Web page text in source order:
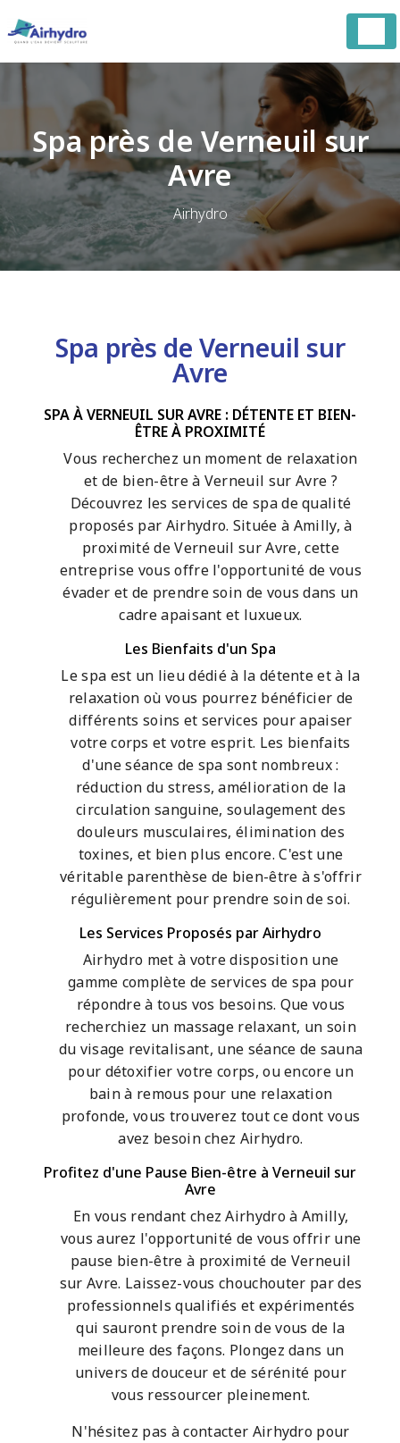
Spa près de Verneuil sur
Avre
Airhydro
Spa près de Verneuil sur
Avre
SPA À VERNEUIL SUR AVRE : DÉTENTE ET BIEN-
ÊTRE À PROXIMITÉ
Vous recherchez un moment de relaxation
et de bien-être à Verneuil sur Avre ?
Découvrez les services de spa de qualité
proposés par Airhydro. Située à Amilly, à
proximité de Verneuil sur Avre, cette
entreprise vous offre l'opportunité de vous
évader et de prendre soin de vous dans un
cadre apaisant et luxueux.
Les Bienfaits d'un Spa
Le spa est un lieu dédié à la détente et à la
relaxation où vous pourrez bénéficier de
différents soins et services pour apaiser
votre corps et votre esprit. Les bienfaits
d'une séance de spa sont nombreux :
réduction du stress, amélioration de la
circulation sanguine, soulagement des
douleurs musculaires, élimination des
toxines, et bien plus encore. C'est une
véritable parenthèse de bien-être à s'offrir
régulièrement pour prendre soin de soi.
Les Services Proposés par Airhydro
Airhydro met à votre disposition une
gamme complète de services de spa pour
répondre à tous vos besoins. Que vous
recherchiez un massage relaxant, un soin
du visage revitalisant, une séance de sauna
pour détoxifier votre corps, ou encore un
bain à remous pour une relaxation
profonde, vous trouverez tout ce dont vous
avez besoin chez Airhydro.
Profitez d'une Pause Bien-être à Verneuil sur
Avre
En vous rendant chez Airhydro à Amilly,
vous aurez l'opportunité de vous offrir une
pause bien-être à proximité de Verneuil
sur Avre. Laissez-vous chouchouter par des
professionnels qualifiés et expérimentés
qui sauront prendre soin de vous de la
meilleure des façons. Plongez dans un
univers de douceur et de sérénité pour
vous ressourcer pleinement.
N'hésitez pas à contacter Airhydro pour